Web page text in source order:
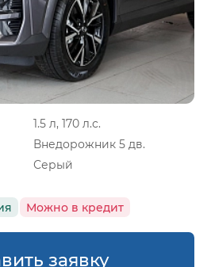
1.5 л, 170 л.с.
Внедорожник 5 дв.
Серый
Можно в кредит
заявку